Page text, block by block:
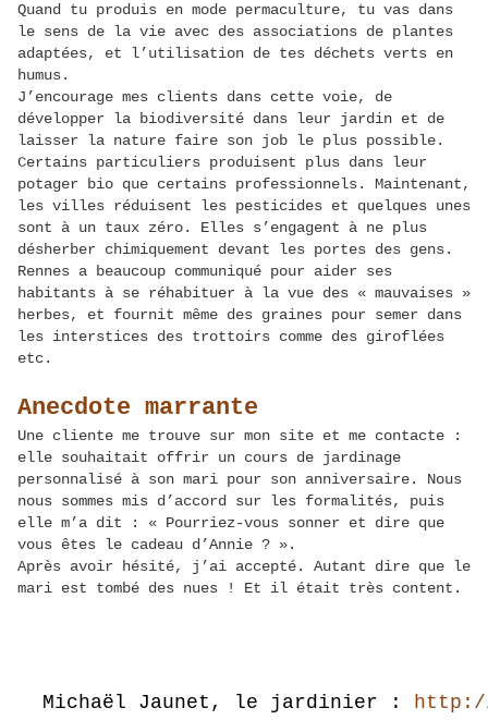
Quand tu produis en mode permaculture, tu vas dans
le sens de la vie avec des associations de plantes
adaptées, et l’utilisation de tes déchets verts en
humus.
J’encourage mes clients dans cette voie, de
développer la biodiversité dans leur jardin et de
laisser la nature faire son job le plus possible.
Certains particuliers produisent plus dans leur
potager bio que certains professionnels. Maintenant,
les villes réduisent les pesticides et quelques unes
sont à un taux zéro. Elles s’engagent à ne plus
désherber chimiquement devant les portes des gens.
Rennes a beaucoup communiqué pour aider ses
habitants à se réhabituer à la vue des « mauvaises »
herbes, et fournit même des graines pour semer dans
les interstices des trottoirs comme des giroflées
etc.
Anecdote marrante
Une cliente me trouve sur mon site et me contacte :
elle souhaitait offrir un cours de jardinage
personnalisé à son mari pour son anniversaire. Nous
nous sommes mis d’accord sur les formalités, puis
elle m’a dit : « Pourriez-vous sonner et dire que
vous êtes le cadeau d’Annie ? ».
Après avoir hésité, j’ai accepté. Autant dire que le
mari est tombé des nues ! Et il était très content.
Michaël Jaunet, le jardinier : http://